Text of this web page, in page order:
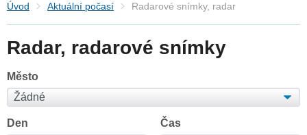
Úvod Aktuální počasí Radarové snímky, radar
Radar, radarové snímky
Město
Den Čas